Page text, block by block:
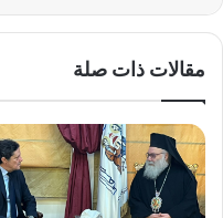
مقالات ذات صلة